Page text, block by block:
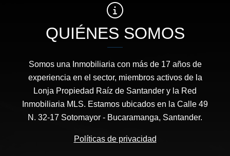
QUIÉNES SOMOS
Somos una Inmobiliaria con más de 17 años de
experiencia en el sector, miembros activos de la
Lonja Propiedad Raíz de Santander y la Red
Inmobiliaria MLS. Estamos ubicados en la Calle 49
N. 32-17 Sotomayor - Bucaramanga, Santander.
Políticas de privacidad